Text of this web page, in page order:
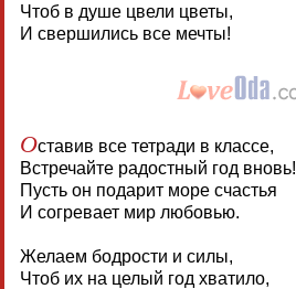
Чтоб в душе цвели цветы,
И свершились все мечты!
Оставив все тетради в классе,
Встречайте радостный год вновь!
Пусть он подарит море счастья
И согревает мир любовью.
Желаем бодрости и силы,
Чтоб их на целый год хватило,